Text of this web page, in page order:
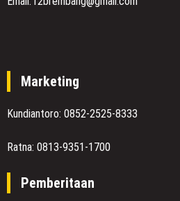
Marketing
Kundiantoro: 0852-2525-8333
Ratna: 0813-9351-1700
Pemberitaan